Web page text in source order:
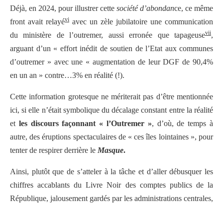
Déjà, en 2024, pour illustrer cette société d’abondance, ce même
front avait relayévi avec un zèle jubilatoire une communication
du ministère de l’outremer, aussi erronée que tapageusevii,
arguant d’un « effort inédit de soutien de l’Etat aux communes
d’outremer » avec une « augmentation de leur DGF de 90,4%
en un an » contre…3% en réalité (!).
Cette information grotesque ne mériterait pas d’être mentionnée
ici, si elle n’était symbolique du décalage constant entre la réalité
et les discours façonnant « l’Outremer », d’où, de temps à
autre, des éruptions spectaculaires de « ces îles lointaines », pour
tenter de respirer derrière le Masque.
Ainsi, plutôt que de s’atteler à la tâche et d’aller débusquer les
chiffres accablants du Livre Noir des comptes publics de la
République, jalousement gardés par les administrations centrales,